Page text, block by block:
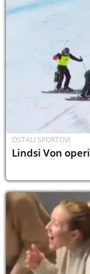
OSTALI SPORTOVI
Lindsi Von